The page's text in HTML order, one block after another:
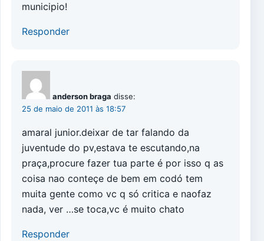
municipio!
Responder
anderson braga disse:
25 de maio de 2011 às 18:57
amaral junior.deixar de tar falando da
juventude do pv,estava te escutando,na
praça,procure fazer tua parte é por isso q as
coisa nao conteçe de bem em codó tem
muita gente como vc q só critica e naofaz
nada, ver …se toca,vc é muito chato
Responder